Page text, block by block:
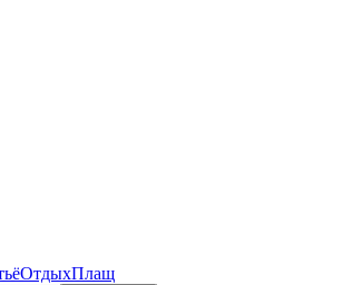
ОтдыхПлащ